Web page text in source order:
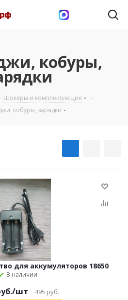
кобуры,
Шокеры и комплектующие
-
кобуры, зарядки
для аккумуляторов 18650
В наличии
/шт 495руб.